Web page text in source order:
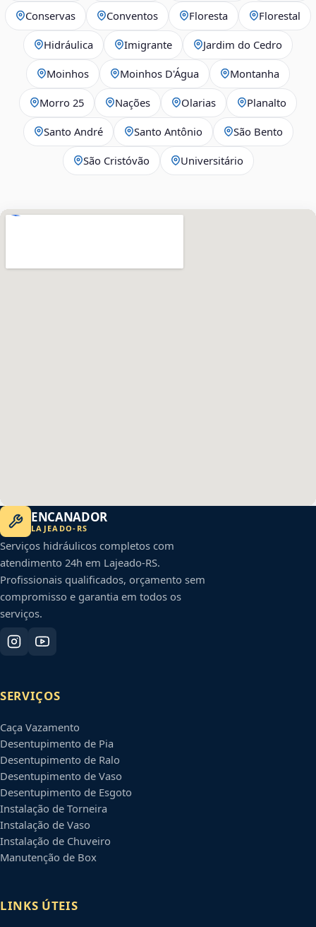
Conservas Conventos Floresta Florestal
Hidráulica Imigrante Jardim do Cedro
Moinhos Moinhos D'Água Montanha
Morro 25 Nações Olarias Planalto
Santo André Santo Antônio São Bento
São Cristóvão Universitário
ENCANADOR
LAJEADO- RS
Serviços hidráulicos completos com
atendimento 24h em Lajeado-RS.
Profissionais qualificados, orçamento sem
compromisso e garantia em todos os
serviços.
SERVIÇOS
Caça Vazamento
Desentupimento de Pia
Desentupimento de Ralo
Desentupimento de Vaso
Desentupimento de Esgoto
Instalação de Torneira
Instalação de Vaso
Instalação de Chuveiro
Manutenção de Box
LINKS ÚTEIS